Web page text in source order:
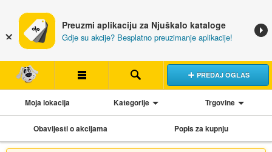
Preuzmi aplikaciju za Njuškalo kataloge
Gdje su akcije? Besplatno preuzimanje aplikacije!
PREDAJ OGLAS
Moja lokacija Kategorije Trgovine
Obavijesti o akcijama Popis za kupnju